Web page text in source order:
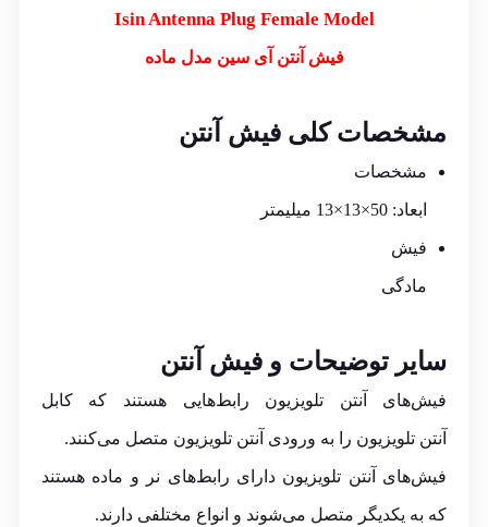
Isin Antenna Plug Female Model
فیش آنتن آی سین مدل ماده
مشخصات کلی فیش آنتن
مشخصات
ابعاد: 50×13×13 میلیمتر
فیش
مادگی
سایر توضیحات و فیش آنتن
فیش‌های آنتن تلویزیون رابط‌هایی هستند کهکابل
آنتن تلویزیون را به ورودی آنتن تلویزیون متصل می‌کنند.
فیش‌های آنتن تلویزیون دارای رابط‌های نر و ماده هستند
که به یکدیگر متصل می‌شوند و انواع مختلفی دارند.